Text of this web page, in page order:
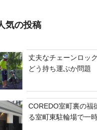
気の投稿
丈夫なチェーンロッ
どう持ち運ぶか問題
COREDO室町裏の福
る室町東駐輪場で一